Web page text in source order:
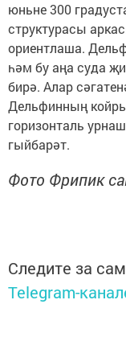
юньне 300
структурасы
ориентлаша.
һәм бу аңа суда
бирә. Алар
Дельфинның
горизонталь
гыйбарәт.
Фото Фрипик
Следите за
Telegram-